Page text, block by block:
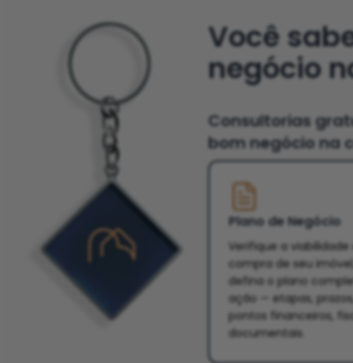
Você
negócio
Consultorias
bom negócio na
Plano de Negócio
Verifique a viabilidade
compra de seu imóvel,
defina o plano
ação — etapas, prazos,
pontos financeiros,
documentais.